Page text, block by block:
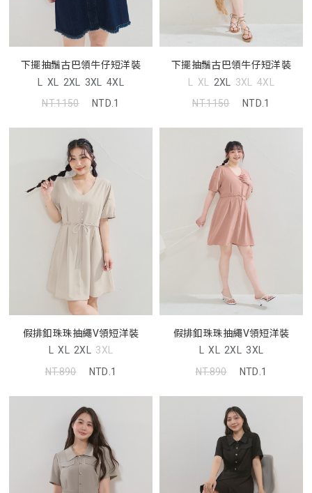
下擺抽鬚古巴領牛仔短洋裝
L XL 2XL 3XL 4XL
NT.1150
NTD.1
下擺抽鬚古巴領牛仔短洋裝
L XL 2XL 3XL 4XL
NT.1150
NTD.1
假排釦珠珠抽繩V領短洋裝
L XL 2XL 3XL
NT.890
NTD.1
假排釦珠珠抽繩V領短洋裝
L XL 2XL 3XL
NT.890
NTD.1